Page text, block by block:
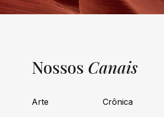
Nossos Canais
Arte Crônica